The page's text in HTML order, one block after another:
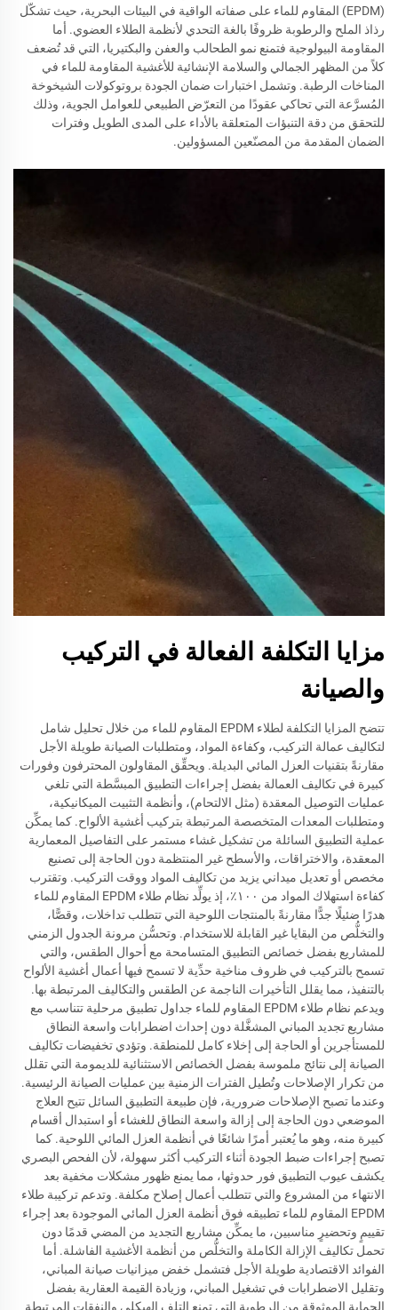
(EPDM) المقاوم للماء على صفاته الواقية في البيئات البحرية، حيث تشكّل
رذاذ الملح والرطوبة ظروفًا بالغة التحدي لأنظمة الطلاء العضوي. أما
المقاومة البيولوجية فتمنع نمو الطحالب والعفن والبكتيريا، التي قد تُضعف
كلاً من المظهر الجمالي والسلامة الإنشائية للأغشية المقاومة للماء في
المناخات الرطبة. وتشمل اختبارات ضمان الجودة بروتوكولات الشيخوخة
المُسرَّعة التي تحاكي عقودًا من التعرّض الطبيعي للعوامل الجوية، وذلك
للتحقق من دقة التنبؤات المتعلقة بالأداء على المدى الطويل وفترات
الضمان المقدمة من المصنّعين المسؤولين.
مزايا التكلفة الفعالة في التركيب
والصيانة
تتضح المزايا التكلفة لطلاء EPDM المقاوم للماء من خلال تحليل شامل
لتكاليف عمالة التركيب، وكفاءة المواد، ومتطلبات الصيانة طويلة الأجل
مقارنةً بتقنيات العزل المائي البديلة. ويحقِّق المقاولون المحترفون وفورات
كبيرة في تكاليف العمالة بفضل إجراءات التطبيق المبسَّطة التي تلغي
عمليات التوصيل المعقدة (مثل الالتحام)، وأنظمة التثبيت الميكانيكية،
ومتطلبات المعدات المتخصصة المرتبطة بتركيب أغشية الألواح. كما يمكِّن
عملية التطبيق السائلة من تشكيل غشاء مستمر على التفاصيل المعمارية
المعقدة، والاختراقات، والأسطح غير المنتظمة دون الحاجة إلى تصنيع
مخصص أو تعديل ميداني يزيد من تكاليف المواد ووقت التركيب. وتقترب
كفاءة استهلاك المواد من ١٠٠٪، إذ يولِّد نظام طلاء EPDM المقاوم للماء
هدرًا ضئيلًا جدًّا مقارنةً بالمنتجات اللوحية التي تتطلب تداخلات، وقصًّا،
والتخلُّص من البقايا غير القابلة للاستخدام. وتحسُّن مرونة الجدول الزمني
للمشاريع بفضل خصائص التطبيق المتسامحة مع أحوال الطقس، والتي
تسمح بالتركيب في ظروف مناخية حدِّية لا تسمح فيها أعمال أغشية الألواح
بالتنفيذ، مما يقلل التأخيرات الناجمة عن الطقس والتكاليف المرتبطة بها.
ويدعم نظام طلاء EPDM المقاوم للماء جداول تطبيق مرحلية تتناسب مع
مشاريع تجديد المباني المشغَّلة دون إحداث اضطرابات واسعة النطاق
للمستأجرين أو الحاجة إلى إخلاء كامل للمنطقة. وتؤدي تخفيضات تكاليف
الصيانة إلى نتائج ملموسة بفضل الخصائص الاستثنائية للديمومة التي تقلل
من تكرار الإصلاحات وتُطيل الفترات الزمنية بين عمليات الصيانة الرئيسية.
وعندما تصبح الإصلاحات ضرورية، فإن طبيعة التطبيق السائل تتيح العلاج
الموضعي دون الحاجة إلى إزالة واسعة النطاق للغشاء أو استبدال أقسام
كبيرة منه، وهو ما يُعتبر أمرًا شائعًا في أنظمة العزل المائي اللوحية. كما
تصبح إجراءات ضبط الجودة أثناء التركيب أكثر سهولة، لأن الفحص البصري
يكشف عيوب التطبيق فور حدوثها، مما يمنع ظهور مشكلات مخفية بعد
الانتهاء من المشروع والتي تتطلب أعمال إصلاح مكلفة. وتدعم تركيبة طلاء
EPDM المقاوم للماء تطبيقه فوق أنظمة العزل المائي الموجودة بعد إجراء
تقييمٍ وتحضيرٍ مناسبين، ما يمكِّن مشاريع التجديد من المضي قدمًا دون
تحمل تكاليف الإزالة الكاملة والتخلُّص من أنظمة الأغشية الفاشلة. أما
الفوائد الاقتصادية طويلة الأجل فتشمل خفض ميزانيات صيانة المباني،
وتقليل الاضطرابات في تشغيل المباني، وزيادة القيمة العقارية بفضل
الحماية الموثوقة من الرطوبة التي تمنع التلف الهيكلي والنفقات المرتبطة